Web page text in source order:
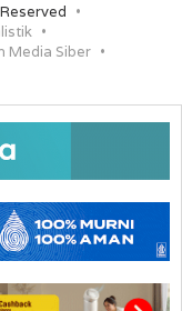
Media Siber